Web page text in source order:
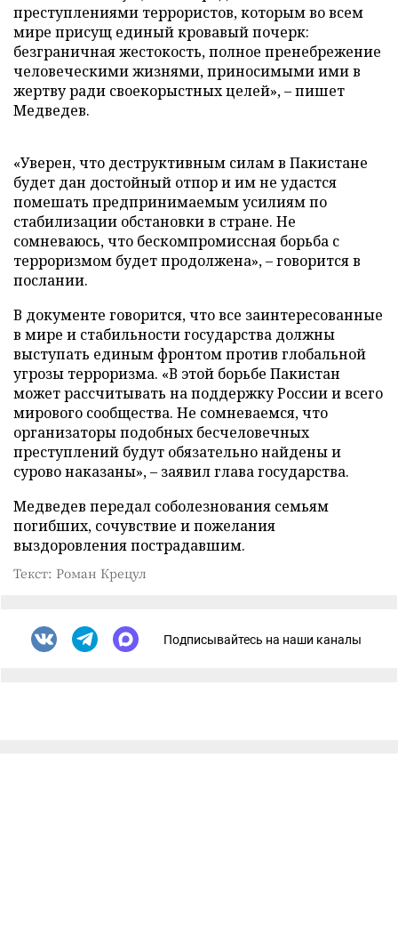
преступлениями террористов, которым во всем
мире присущ единый кровавый почерк:
безграничная жестокость, полное пренебрежение
человеческими жизнями, приносимыми ими в
жертву ради своекорыстных целей», – пишет
Медведев.
«Уверен, что деструктивным силам в Пакистане
будет дан достойный отпор и им не удастся
помешать предпринимаемым усилиям по
стабилизации обстановки в стране. Не
сомневаюсь, что бескомпромиссная борьба с
терроризмом будет продолжена», – говорится в
послании.
В документе говорится, что все заинтересованные
в мире и стабильности государства должны
выступать единым фронтом против глобальной
угрозы терроризма. «В этой борьбе Пакистан
может рассчитывать на поддержку России и всего
мирового сообщества. Не сомневаемся, что
организаторы подобных бесчеловечных
преступлений будут обязательно найдены и
сурово наказаны», – заявил глава государства.
Медведев передал соболезнования семьям
погибших, сочувствие и пожелания
выздоровления пострадавшим.
Текст: Роман Крецул
Подписывайтесь на наши каналы